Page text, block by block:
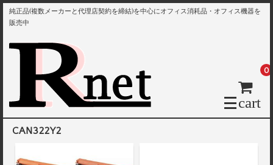
純正品(複数メーカーと代理店契約を締結)を中心にオフィス消耗品・オフィス機器を
販売中
cart
0
CAN322Y2